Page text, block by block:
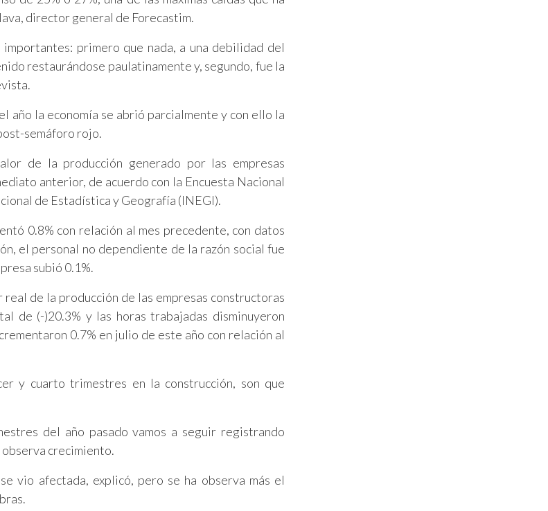
director general de Forecastim.
primero que nada, a una debilidad del
restaurándose paulatinamente y, segundo, fue la
la economía se abrió parcialmente y con ello la
semáforo rojo.
de la producción generado por las empresas
anterior, de acuerdo con la Encuesta Nacional
de Estadística y Geografía (INEGI).
0.8% con relación al mes precedente, con datos
el personal no dependiente de la razón social fue
subió 0.1%.
de la producción de las empresas constructoras
de (-)20.3% y las horas trabajadas disminuyeron
0.7% en julio de este año con relación al
y cuarto trimestres en la construcción, son que
del año pasado vamos a seguir registrando
crecimiento.
vio afectada, explicó, pero se ha observa más el